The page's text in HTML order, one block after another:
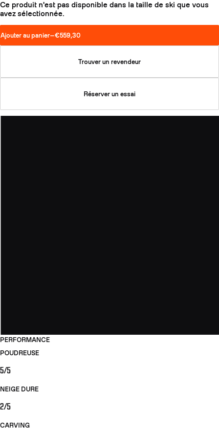
Ce produit n'est pas disponible dans la taille de ski que vous
avez sélectionnée.
Ajouter au panier—€559,30
Trouver un revendeur
Réserver un essai
PERFORMANCE
POUDREUSE
5/5
NEIGE DURE
2/5
CARVING